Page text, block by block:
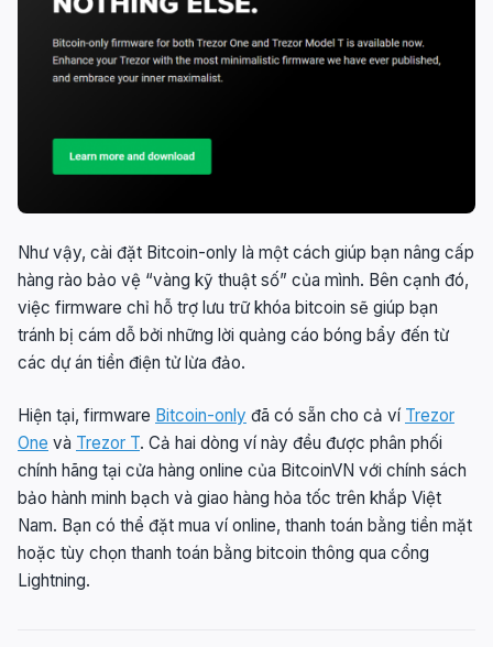
Như vậy, cài đặt Bitcoin-only là một cách giúp bạn nâng cấp
hàng rào bảo vệ “vàng kỹ thuật số” của mình. Bên cạnh đó,
việc firmware chỉ hỗ trợ lưu trữ khóa bitcoin sẽ giúp bạn
tránh bị cám dỗ bởi những lời quảng cáo bóng bẩy đến từ
các dự án tiền điện tử lừa đảo.
Hiện tại, firmware Bitcoin-only đã có sẵn cho cả ví Trezor
One và Trezor T. Cả hai dòng ví này đều được phân phối
chính hãng tại cửa hàng online của BitcoinVN với chính sách
bảo hành minh bạch và giao hàng hỏa tốc trên khắp Việt
Nam. Bạn có thể đặt mua ví online, thanh toán bằng tiền mặt
hoặc tùy chọn thanh toán bằng bitcoin thông qua cổng
Lightning.